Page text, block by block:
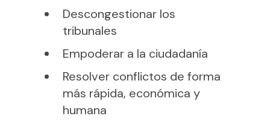
Descongestionar los
tribunales
Empoderar a la ciudadanía
Resolver conflictos de forma
más rápida, económica y
humana